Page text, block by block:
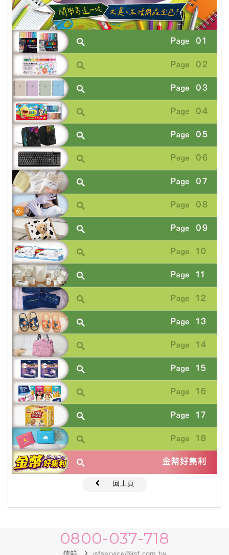
回上頁
0800-037-718
信箱 jsfservice@jsf.com.tw